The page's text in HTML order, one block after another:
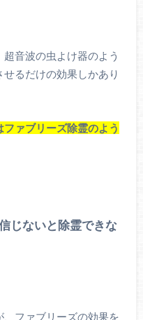
音波の虫よけ器のよう
るだけの効果しかあり
ァブリーズ除霊のよう
じないと除霊できな
ファブリーズの効果を